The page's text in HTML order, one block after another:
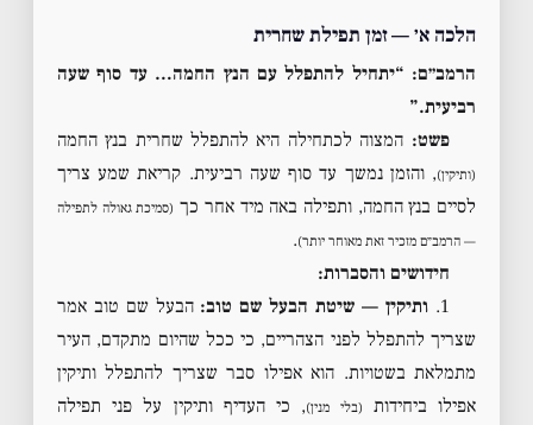
הלכה א׳ — זמן תפילת שחרית
הרמב״ם: “יתחיל להתפלל עם הנץ החמה… עד סוף שעה
רביעית.”
פשט: המצוה לכתחילה היא להתפלל שחרית בנץ החמה
(ותיקין), והזמן נמשך עד סוף שעה רביעית. קריאת שמע צריך
לסיים בנץ החמה, ותפילה באה מיד אחר כך (סמיכת גאולה לתפילה
— הרמב״ם מזכיר זאת מאוחר יותר).
חידושים והסברות:
1. ותיקין — שיטת הבעל שם טוב: הבעל שם טוב אמר
שצריך להתפלל לפני הצהריים, כי ככל שהיום מתקדם, העיר
מתמלאת בשטויות. הוא אפילו סבר שצריך להתפלל ותיקין
אפילו ביחידות
(בלי מנין), כי העדיף ותיקין על פני תפילה